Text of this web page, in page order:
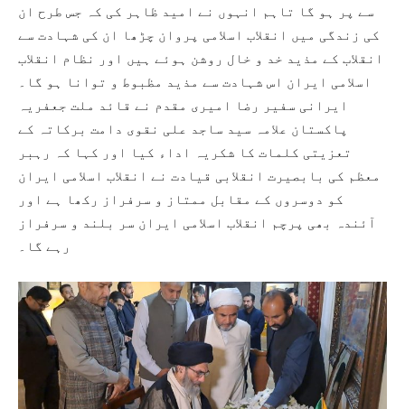
سے پر ہو گا تاہم انہوں نے امید ظاہر کی کہ جس طرح ان
کی زندگی میں انقلاب اسلامی پروان چڑھا ان کی شہادت سے
انقلاب کے مذید خد و خال روشن ہوئے ہیں اور نظام انقلاب
اسلامی ایران اس شہادت سے مذید مظبوط و توانا ہو گا۔
ایرانی سفیر رضا امیری مقدم نے قائد ملت جعفریہ
پاکستان علامہ سید ساجد علی نقوی دامت برکاتہ کے
تعزیتی کلمات کا شکریہ اداء کیا اور کہا کہ رہبر
معظم کی بابصیرت انقلابی قیادت نے انقلاب اسلامی ایران
کو دوسروں کے مقابل ممتاز و سرفراز رکھا ہے اور
آئندہ بھی پرچم انقلاب اسلامی ایران سر بلند و سرفراز
رہے گا۔